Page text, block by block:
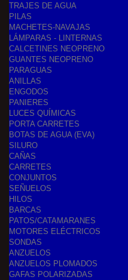
TRAJES DE AGUA
PILAS
MACHETES-NAVAJAS
LÁMPARAS - LINTERNAS
CALCETINES NEOPRENO
GUANTES NEOPRENO
PARAGUAS
ANILLAS
ENGODOS
PANIERES
LUCES QUÍMICAS
PORTA CARRETES
BOTAS DE AGUA (EVA)
SILURO
CAÑAS
CARRETES
CONJUNTOS
SEÑUELOS
HILOS
BARCAS
PATOS/CATAMARANES
MOTORES ELÉCTRICOS
SONDAS
ANZUELOS
ANZUELOS PLOMADOS
GAFAS POLARIZADAS